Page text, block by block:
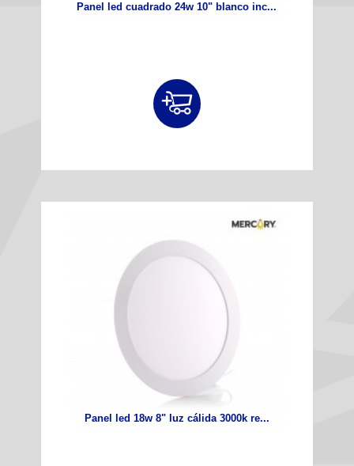
Panel led cuadrado 24w 10" blanco inc...
Panel led 18w 8" luz cálida 3000k re...